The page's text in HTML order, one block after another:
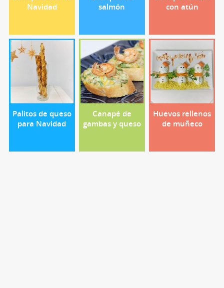
Navidad
salmón
con atún
Palitos de queso
para Navidad
Canapé de
gambas y queso
Huevos rellenos
de muñeco